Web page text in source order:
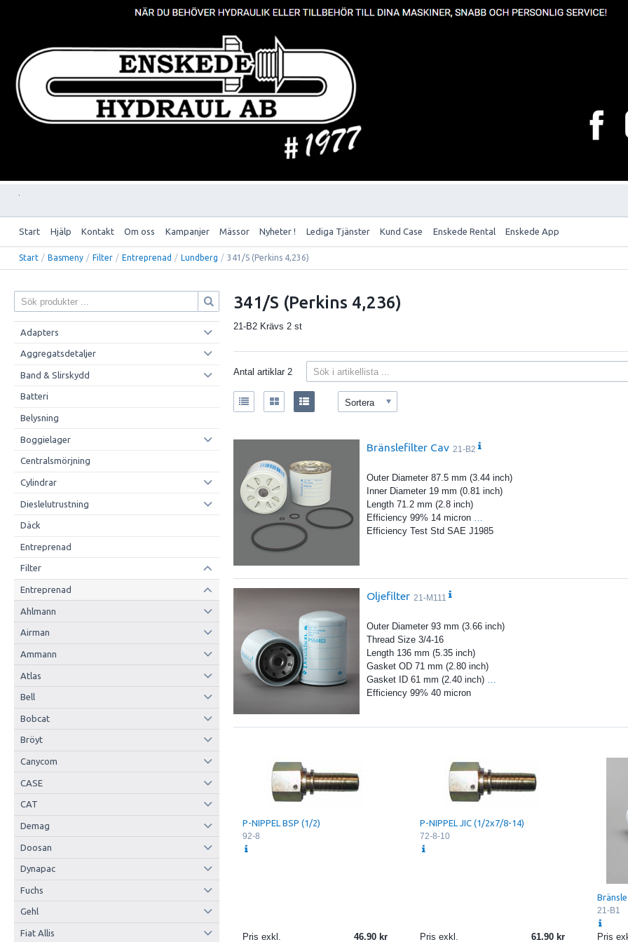
Start Hjälp Kontakt Om oss Kampanjer Mässor Nyheter ! Lediga Tjänster Kund Case Enskede Rental Enskede App
Start / Basmeny / Filter / Entreprenad / Lundberg / 341/S (Perkins 4,236)
Adapters
Aggregatsdetaljer
Band & Slirskydd
Batteri
Belysning
Boggielager
Centralsmörjning
Cylindrar
Dieslelutrustning
Däck
Entreprenad
Filter
Entreprenad
Ahlmann
Airman
Ammann
Atlas
Bell
Bobcat
Bröyt
Canycom
CASE
CAT
Demag
Doosan
Dynapac
Fuchs
Gehl
Fiat Allis
341/S (Perkins 4,236)
21-B2 Krävs 2 st
Antal artiklar 2
Sortera
Bränslefilter Cav 21-B2
Outer Diameter 87.5 mm (3.44 inch)
Inner Diameter 19 mm (0.81 inch)
Length 71.2 mm (2.8 inch)
Efficiency 99% 14 micron
Efficiency Test Std SAE J1985
Oljefilter 21-M111
Outer Diameter 93 mm (3.66 inch)
Thread Size 3/4-16
Length 136 mm (5.35 inch)
Gasket OD 71 mm (2.80 inch)
Gasket ID 61 mm (2.40 inch)
Efficiency 99% 40 micron
P-NIPPEL BSP (1/2)
92-8
Pris exkl. 46.90
P-NIPPEL JIC (1/2x7/8-14)
72-8-10
Pris exkl. 61.90
21-B1
Pris